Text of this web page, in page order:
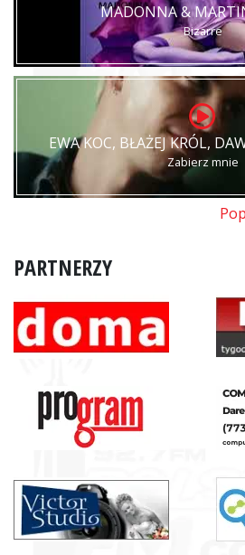
MADONNA &
Bizarre
EWA KOC, BŁAŻEJ KRÓL,
Zabierz mnie
PARTNERZY